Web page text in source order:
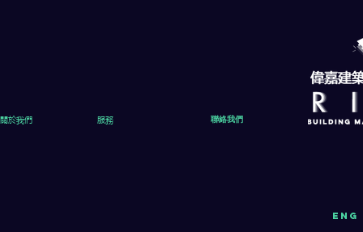
關於我們 服務 聯絡我們
eng